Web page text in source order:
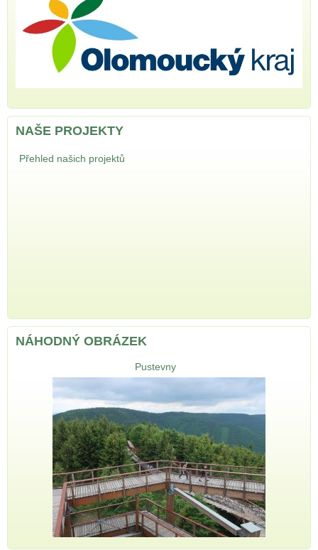
NAŠE PROJEKTY
Přehled našich projektů
NÁHODNÝ OBRÁZEK
Pustevny